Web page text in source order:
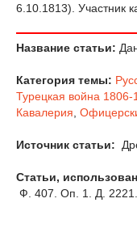
6.10.1813). Участник
Название статьи:
Категория темы:
Турецкая война 1806-
Кавалерия
Источник статьи:
Статьи,
Ф. 407. Оп. 1. Д.